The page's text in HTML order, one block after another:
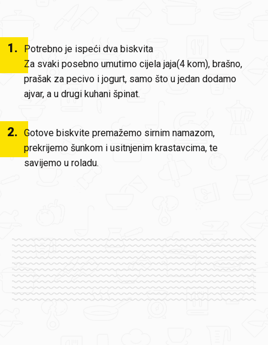
1.
Potrebno je ispeći dva biskvita
Za svaki posebno umutimo cijela jaja(4 kom), brašno,
prašak za pecivo i jogurt, samo što u jedan dodamo
ajvar, a u drugi kuhani špinat.
2. Gotove biskvite premažemo sirnim namazom,
prekrijemo šunkom i usitnjenim krastavcima, te
savijemo u roladu.